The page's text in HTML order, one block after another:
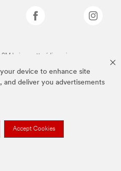
device to enhance site
and deliver you advertisements
Accept Cookies
bejegyzett védjegyei.